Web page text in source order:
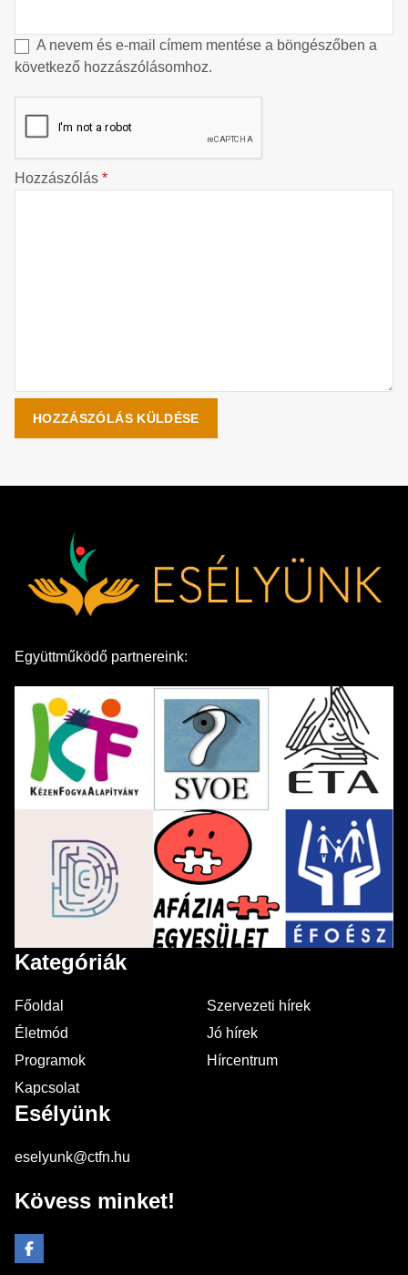
A nevem és e-mail címem mentése a böngészőben a
következő hozzászólásomhoz.
Hozzászólás *
Együttműködő partnereink:
Kategóriák
Főoldal
Szervezeti hírek
Életmód
Jó hírek
Programok
Hírcentrum
Kapcsolat
Esélyünk
eselyunk@ctfn.hu
Kövess minket!